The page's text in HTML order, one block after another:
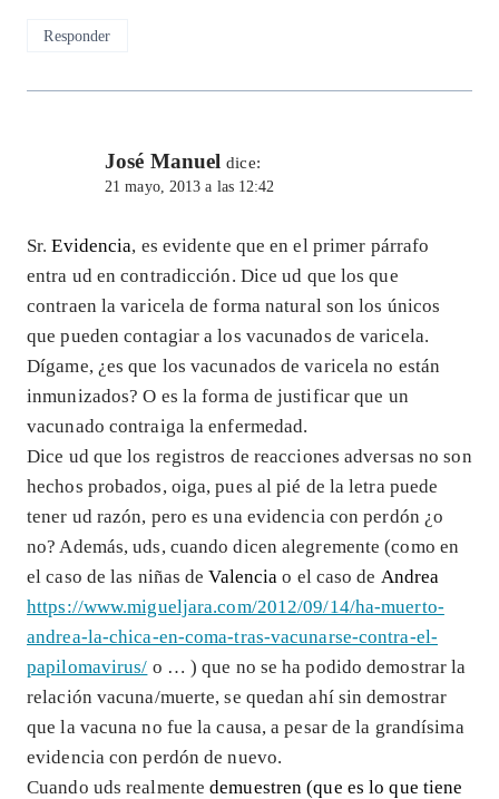
Responder
José Manuel dice:
21 mayo, 2013 a las 12:42
Sr.Evidencia, es evidente que en el primer párrafo
entra ud en contradicción. Dice ud que los que
contraen la varicela de forma natural son los únicos
que pueden contagiar a los vacunados de varicela.
Dígame, ¿es que los vacunados de varicela no están
inmunizados? O es la forma de justificar que un
vacunado contraiga la enfermedad.
Dice ud que los registros de reacciones adversas no son
hechos probados, oiga, pues al pié de la letra puede
tener ud razón, pero es una evidencia con perdón ¿o
no? Además, uds, cuando dicen alegremente (como en
el caso de las niñas deValenciao el caso de Andrea
https://www.migueljara.com/2012/09/14/ha-muerto-
andrea-la-chica-en-coma-tras-vacunarse-contra-el-
papilomavirus/ o … ) que no se ha podido demostrar la
relación vacuna/muerte, se quedan ahí sin demostrar
que la vacuna no fue la causa, a pesar de la grandísima
evidencia con perdón de nuevo.
Cuando uds realmentedemuestren (que es lo que tiene